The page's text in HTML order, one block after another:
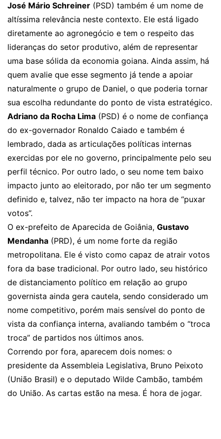
José Mário Schreiner (PSD) também é um nome de
altíssima relevância neste contexto. Ele está ligado
diretamente ao agronegócio e tem o respeito das
lideranças do setor produtivo, além de representar
uma base sólida da economia goiana. Ainda assim, há
quem avalie que esse segmento já tende a apoiar
naturalmente o grupo de Daniel, o que poderia tornar
sua escolha redundante do ponto de vista estratégico.
Adriano da Rocha Lima (PSD) é o nome de confiança
do ex-governador Ronaldo Caiado e também é
lembrado, dada as articulações políticas internas
exercidas por ele no governo, principalmente pelo seu
perfil técnico. Por outro lado, o seu nome tem baixo
impacto junto ao eleitorado, por não ter um segmento
definido e, talvez, não ter impacto na hora de “puxar
votos”.
O ex-prefeito de Aparecida de Goiânia, Gustavo
Mendanha (PRD), é um nome forte da região
metropolitana. Ele é visto como capaz de atrair votos
fora da base tradicional. Por outro lado, seu histórico
de distanciamento político em relação ao grupo
governista ainda gera cautela, sendo considerado um
nome competitivo, porém mais sensível do ponto de
vista da confiança interna, avaliando também o “troca
troca” de partidos nos últimos anos.
Correndo por fora, aparecem dois nomes: o
presidente da Assembleia Legislativa, Bruno Peixoto
(União Brasil) e o deputado Wilde Cambão, também
do União. As cartas estão na mesa. É hora de jogar.